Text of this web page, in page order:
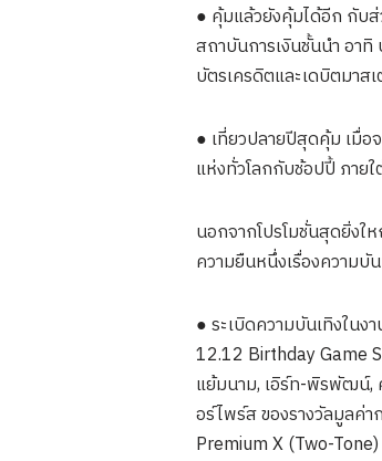
● คุ้มแล้วยังคุ้มได้อีก กับ
สถาบันการเงินชั้นนำ อา
บัตรเครดิตและเดบิตมา
● เที่ยวปลายปีสุดคุ้ม เมื่
แห่งทั่วโลกกับช้อปปี้ ภาย
นอกจากโปรโมชั่นสุดยิ่ง
ความยืนหนึ่งเรื่องความบั
● ระเบิดความบันเทิงใน
12.12 Birthday Game
แย้มนาม, เอิร์ท-พิรพัฒน์,
อร์ไพร์ส ของรางวัลมูลค่
Premium X (Two-